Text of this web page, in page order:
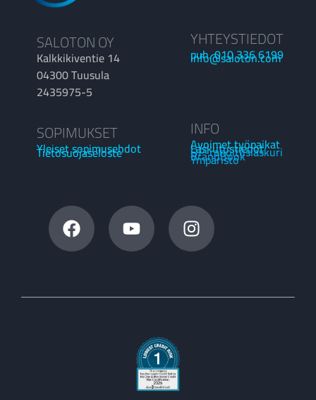
SALOTON OY
Kalkkikiventie 14
04300 Tuusula
2435975-5
YHTEYSTIEDOT
puh. 010 336 6199
info@saloton.com
SOPIMUKSET
Yleiset sopimusehdot
Tietosuojaseloste
INFO
Avoimet työpaikat
Laskutustiedot
OP-rahoituslaskuri
BrandBook
Ympäristö